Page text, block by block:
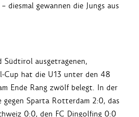
diesmal gewannen die Jungs aus
Südtirol ausgetragenen,
Cup hat die U13 unter den 48
Ende Rang zwölf belegt. In der
Sparta Rotterdam 2:0, das
0:0, den FC Dingolfing 0:0